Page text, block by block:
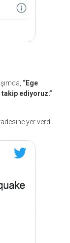
“Ege
ediyoruz.”
yer verdi.